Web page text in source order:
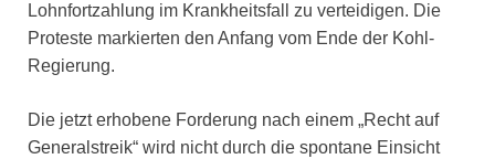
Lohnfortzahlung im Krankheitsfall zu verteidigen. Die
Proteste markierten den Anfang vom Ende der Kohl-
Regierung.
Die jetzt erhobene Forderung nach einem „Recht auf
Generalstreik“ wird nicht durch die spontane Einsicht